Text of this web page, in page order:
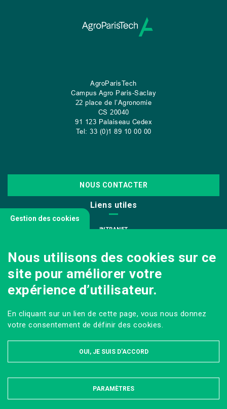
AgroParisTech
Campus Agro Paris-Saclay
22 place de l’Agronomie
CS 20040
91 123 Palaiseau Cedex
Tel: 33 (0)1 89 10 00 00
NOUS CONTACTER
Liens utiles
INTRANET
INFODOC
PÔLE IMAGE
PRESSE
Sur les réseaux
MENTIONS LÉGALES ET DONNÉES PERSONNELLES
Gestion des cookies
Nous utilisons des cookies sur ce
site pour améliorer votre
expérience d’utilisateur.
En cliquant sur un lien de cette page, vous nous donnez
votre consentement de définir des cookies.
OUI, JE SUIS D'ACCORD
MASQUER
PARAMÈTRES